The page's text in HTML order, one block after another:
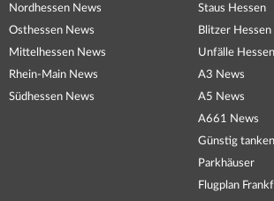
Nordhessen News
Osthessen News
Mittelhessen News
Rhein-Main News
Südhessen News
Staus Hessen
Blitzer Hessen
Unfälle Hessen
A3 News
A5 News
A661 News
Günstig tanken
Parkhäuser
Flugplan